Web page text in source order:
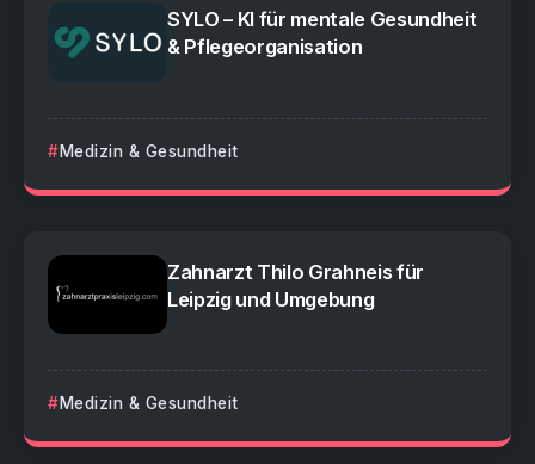
SYLO – KI für mentale Gesundheit
& Pflegeorganisation
Medizin & Gesundheit
Zahnarzt Thilo Grahneis für
Leipzig und Umgebung
Medizin & Gesundheit